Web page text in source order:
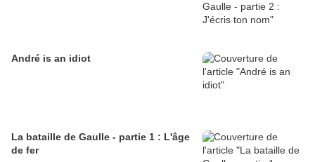
André is an idiot
La bataille de Gaulle - partie 1 : L'âge
de fer